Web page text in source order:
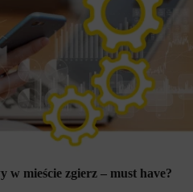
w mieście zgierz – must have?